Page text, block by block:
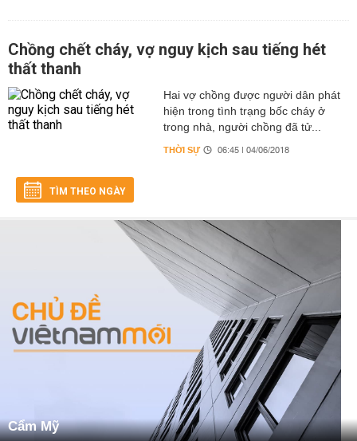
Chồng chết cháy, vợ nguy kịch sau tiếng hét
thất thanh
Hai vợ chồng được người dân phát
hiện trong tình trạng bốc cháy ở
trong nhà, người chồng đã tử...
THỜI SỰ 06:45 | 04/06/2018
TÌM THEO NGÀY
Cẩm Mỹ